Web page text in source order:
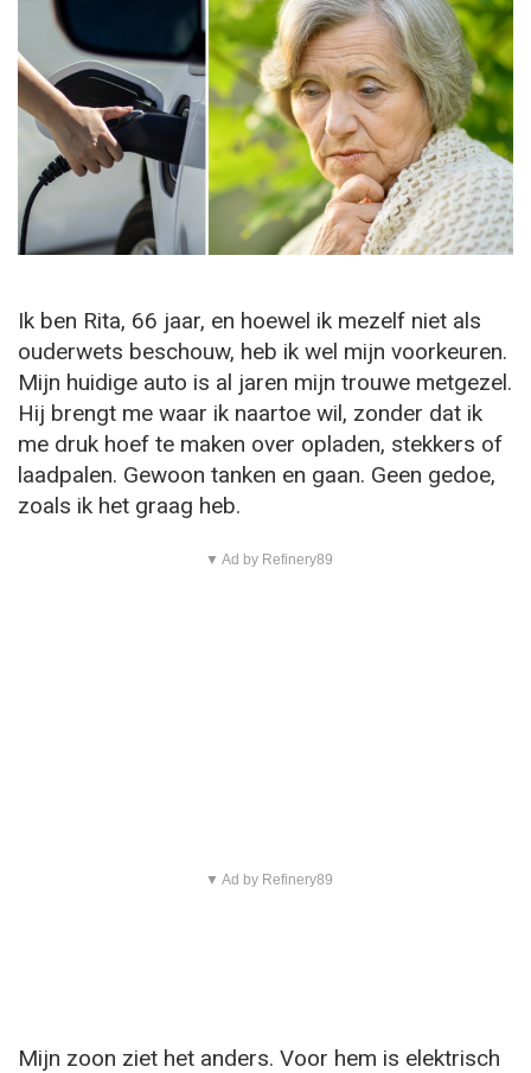
Ik ben Rita, 66 jaar, en hoewel ik mezelf niet als
ouderwets beschouw, heb ik wel mijn voorkeuren.
Mijn huidige auto is al jaren mijn trouwe metgezel.
Hij brengt me waar ik naartoe wil, zonder dat ik
me druk hoef te maken over opladen, stekkers of
laadpalen. Gewoon tanken en gaan. Geen gedoe,
zoals ik het graag heb.
▼ Ad by Refinery89
▼ Ad by Refinery89
Mijn zoon ziet het anders. Voor hem is elektrisch